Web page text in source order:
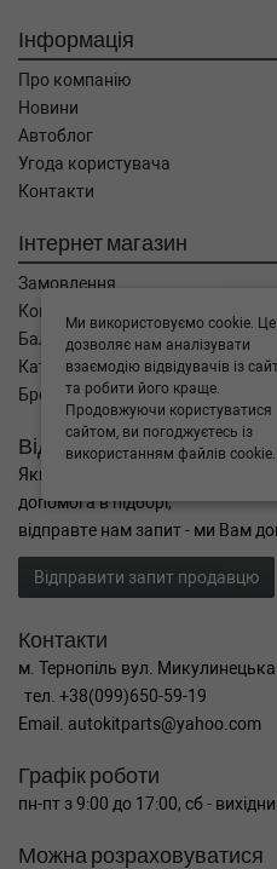
Інформація
Про компанію
Новини
Автоблог
Угода користувача
Контакти
Інтернет магазин
Замовлення
Кошик
Баланс
Каталог товарів
Бренди
Відправити запит
Якщо Ви не знайшли потрібні
допомога в підборі,
відправте нам запит - ми Вам
Відправити запит продавцю
Контакти
м. Тернопіль вул.
тел. +38(099)650-59-19
Email. autokitparts@yahoo.com
Графік роботи
пн-пт з 9:00 до 17:00, сб -
Можна розраховуватися
Ми використовуємо cookie. Це
дозволяє нам аналізувати
взаємодію відвідувачів із
та робити його краще.
Продовжуючи користуватися
сайтом, ви погоджуєтесь із
використанням файлів cookie.